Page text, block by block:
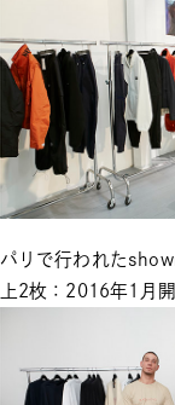
パリで行われた
上2枚：2016年1月